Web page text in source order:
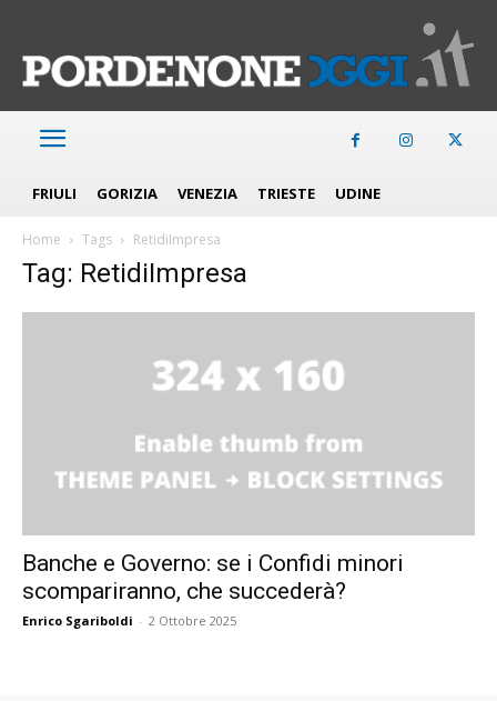
FRIULI GORIZIA VENEZIA TRIESTE UDINE
Home Tags RetidiImpresa
Tag: RetidiImpresa
Banche e Governo: se i Confidi minori
scompariranno, che succederà?
Enrico Sgariboldi - 2 Ottobre 2025